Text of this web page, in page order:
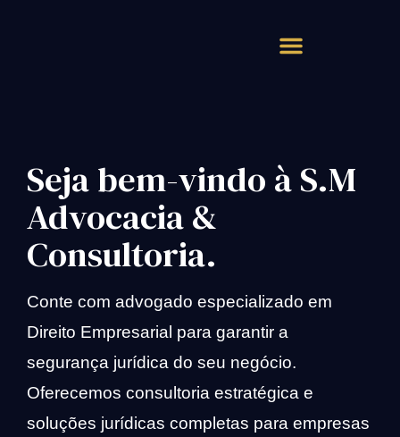
Seja bem-vindo à S.M
Advocacia &
Consultoria.
Conte com advogado especializado em
Direito Empresarial para garantir a
segurança jurídica do seu negócio.
Oferecemos consultoria estratégica e
soluções jurídicas completas para empresas